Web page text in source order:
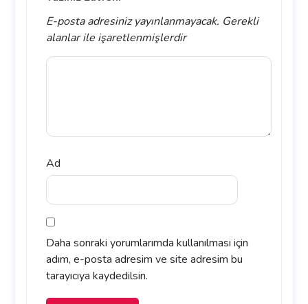
E-posta adresiniz yayınlanmayacak. Gerekli
alanlarile işaretlenmişlerdir
Ad
Daha sonraki yorumlarımda kullanılması için
adım, e-posta adresim ve site adresim bu
tarayıcıya kaydedilsin.